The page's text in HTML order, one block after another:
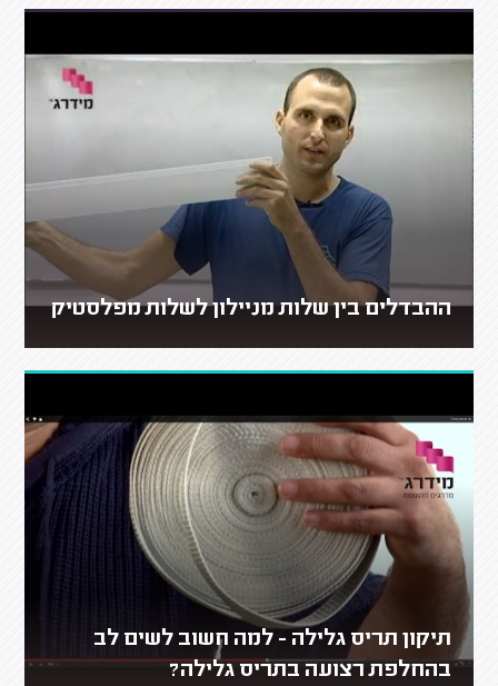
ההבדלים בין שלות מניילון לשלות מפלסטיק
תיקון תריס גלילה - למה חשוב לשים לב
בהחלפת רצועה בתריס גלילה?